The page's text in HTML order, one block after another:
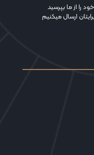
را از ما بپرسید
ارسال میکنیم